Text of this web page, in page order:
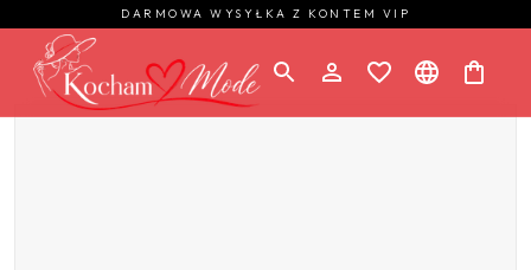
DARMOWA WYSYŁKA Z KONTEM VIP